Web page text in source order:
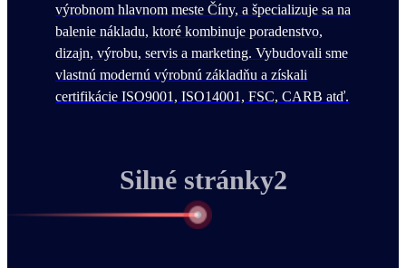
výrobnom hlavnom meste Číny, a špecializuje sa na
balenie nákladu, ktoré kombinuje poradenstvo,
dizajn, výrobu, servis a marketing. Vybudovali sme
vlastnú modernú výrobnú základňu a získali
certifikácie ISO9001, ISO14001, FSC, CARB atď.
Silné stránky2